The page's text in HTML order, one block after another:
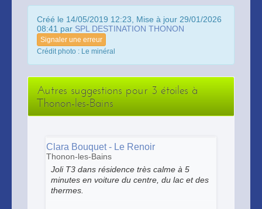
Créé le 14/05/2019 12:23, Mise à jour 29/01/2026
08:41 par SPL DESTINATION THONON
Signaler une erreur
Crédit photo : Le minéral
Autres suggestions pour 3 étoiles à
Thonon-les-Bains
Clara Bouquet - Le Renoir
Thonon-les-Bains
Joli T3 dans résidence très calme à 5
minutes en voiture du centre, du lac et des
thermes.